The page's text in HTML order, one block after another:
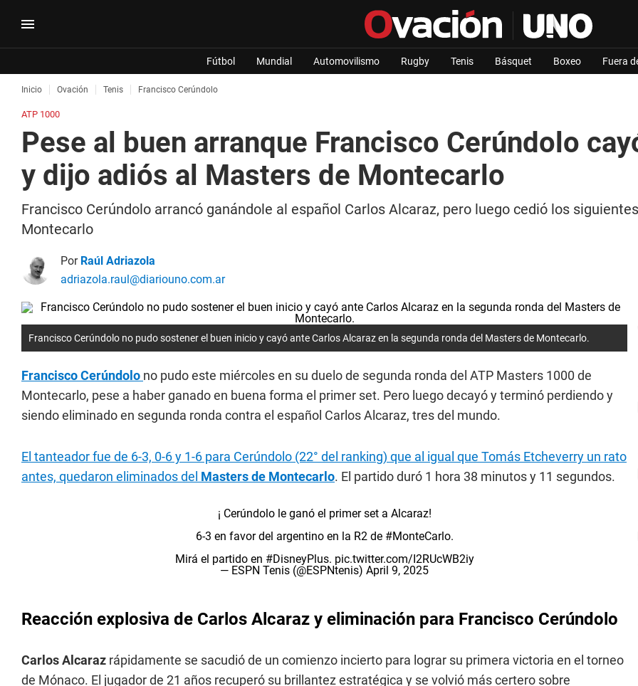
Fútbol Mundial Automovilismo Rugby Tenis Básquet Boxeo Fuera
Inicio Ovación Tenis Francisco Cerúndolo
ATP 1000
Pese al buen arranque Francisco Cerúndolo
y dijo adiós al Masters de Montecarlo
Francisco Cerúndolo arrancó ganándole al español Carlos Alcaraz, pero luego cedió los
Montecarlo
Por Raúl Adriazola
adriazola.raul@diariouno.com.ar
Francisco Cerúndolo no pudo sostener el buen inicio y cayó ante Carlos Alcaraz en la segunda ronda del Masters de Montecarlo.
Francisco Cerúndolo no pudo este miércoles en su duelo de segunda ronda del ATP Masters 1000 de
Montecarlo, pese a haber ganado en buena forma el primer set. Pero luego decayó y terminó perdiendo y
siendo eliminado en segunda ronda contra el español Carlos Alcaraz, tres del mundo.
El tanteador fue de 6-3, 0-6 y 1-6 para Cerúndolo (22° del ranking) que al igual que Tomás Etcheverry un rato
antes, quedaron eliminados del Masters de Montecarlo. El partido duró 1 hora 38 minutos y 11 segundos.
¡ Cerúndolo le ganó el primer set a Alcaraz!
6-3 en favor del argentino en la R2 de #MonteCarlo.
Mirá el partido en #DisneyPlus. pic.twitter.com/I2RUcWB2iy
— ESPN Tenis (@ESPNtenis) April 9, 2025
Reacción explosiva de Carlos Alcaraz y eliminación para Francisco Cerúndolo
Carlos Alcaraz rápidamente se sacudió de un comienzo incierto para lograr su primera victoria en el torneo
de Mónaco. El jugador de 21 años recuperó su brillantez estratégica y se volvió más certero sobre